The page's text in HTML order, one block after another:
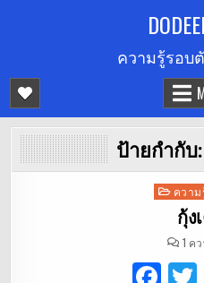
ความรู้รอบ
ป้ายกำกับ:
Posted
ความ
กุ้ง
1 ค
F